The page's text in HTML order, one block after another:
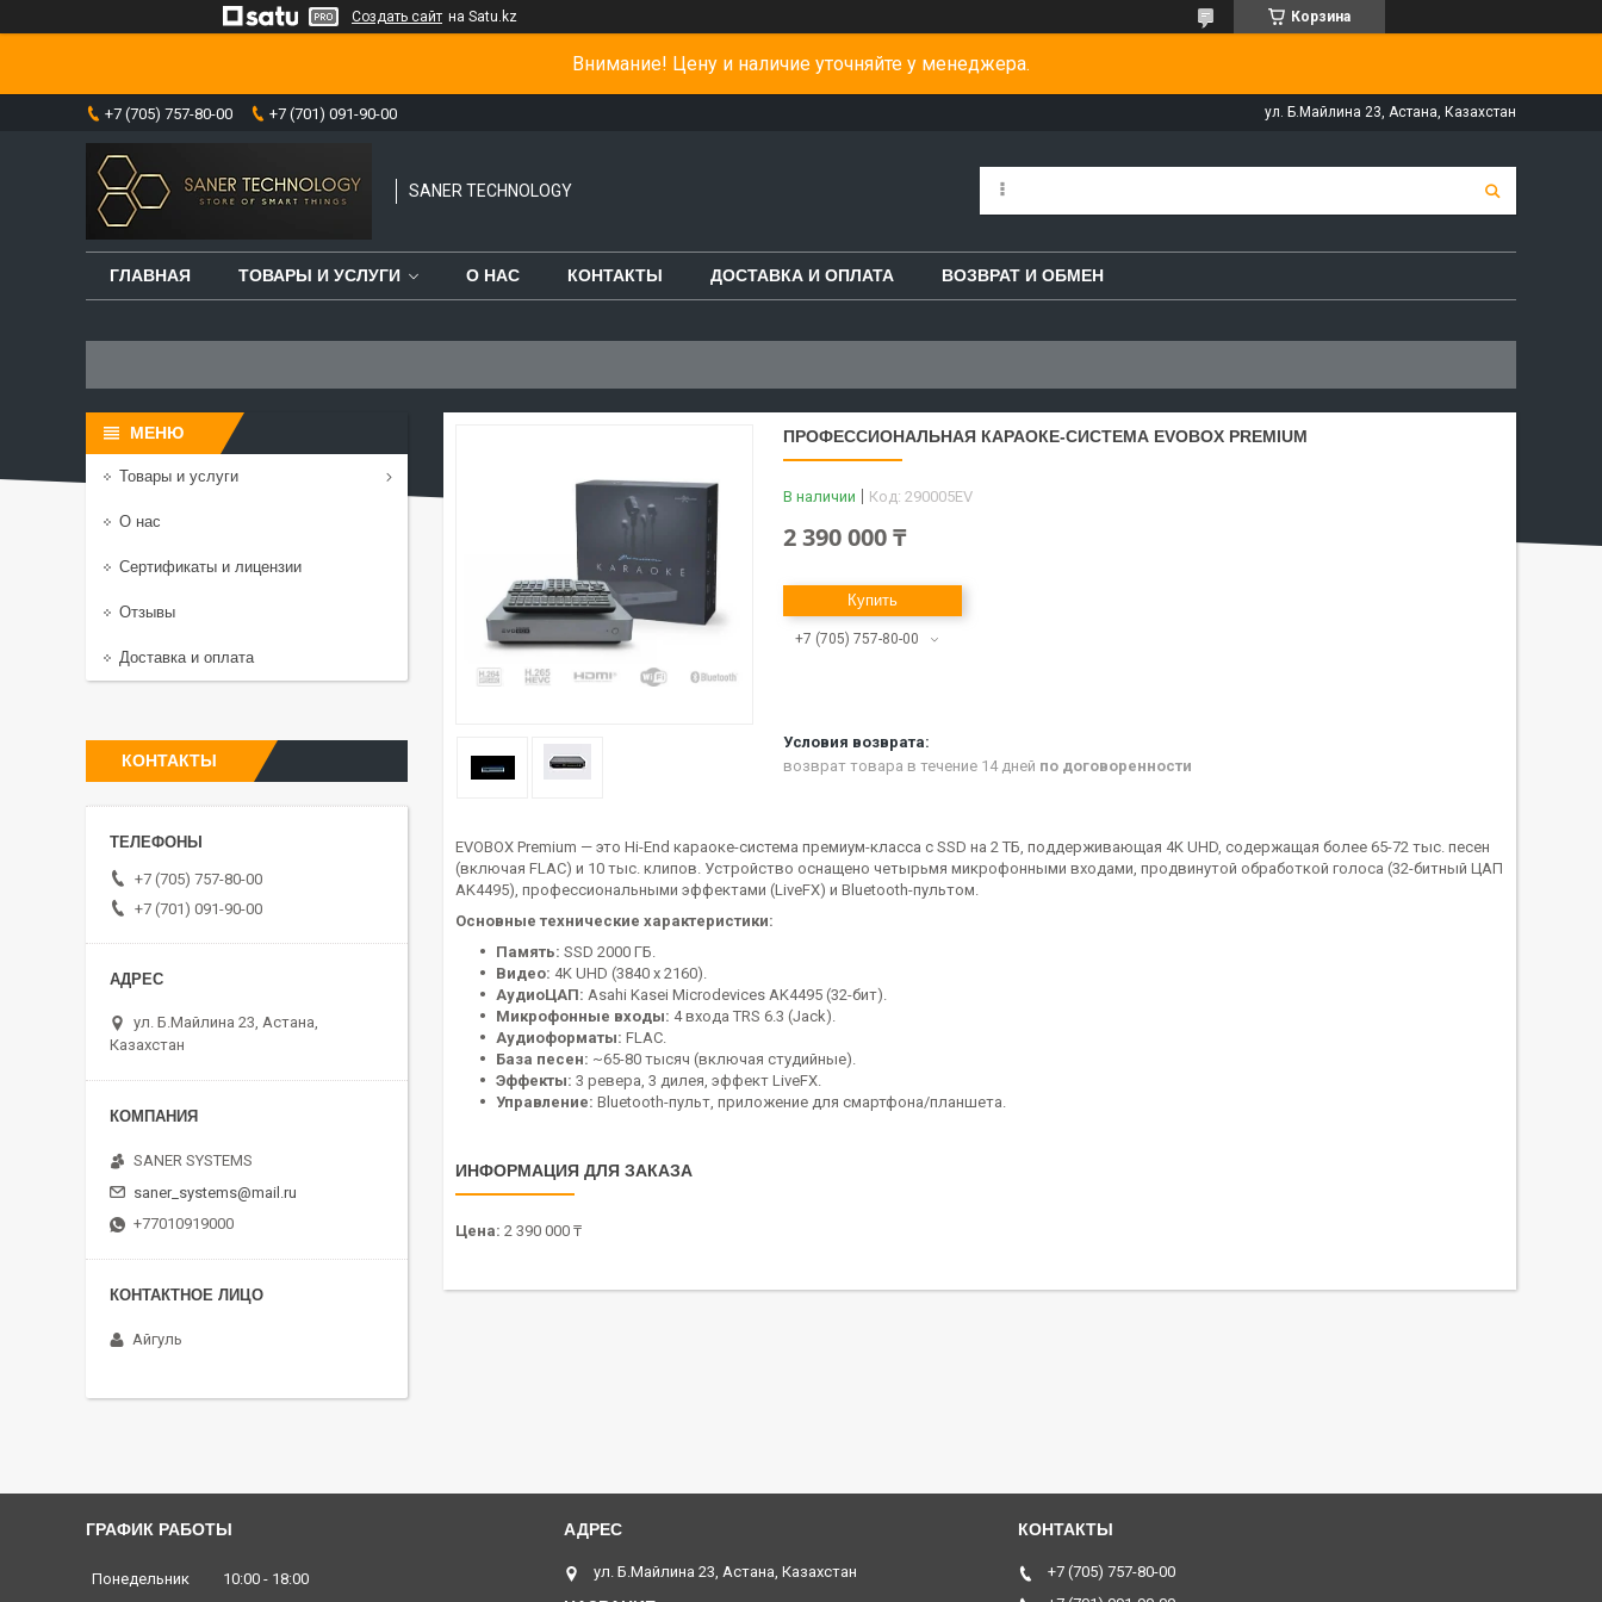
Создать сайт на Satu.kz Корзина
Внимание! Цену и наличие уточняйте у менеджера.
+7 (705) 757-80-00 +7 (701) 091-90-00 ул. Б.Майлина 23, Астана, Казахстан
SANER TECHNOLOGY
ГЛАВНАЯ ТОВАРЫ И УСЛУГИ О НАС КОНТАКТЫ ДОСТАВКА И ОПЛАТА ВОЗВРАТ И ОБМЕН
ПРОФЕССИОНАЛЬНАЯ КАРАОКЕ-СИСТЕМА EVOBOX PREMIUM
В наличии Код: 290005EV
2 390 000 ₸
Купить
+7 (705) 757-80-00
возврат товара в течение 14 дней по договоренности
EVOBOX Premium — это Hi-End караоке-система премиум-класса с SSD на 2 ТБ, поддерживающая 4K UHD, содержащая более 65-72 тыс. песен
(включая FLAC) и 10 тыс. клипов. Устройство оснащено четырьмя микрофонными входами, продвинутой обработкой голоса (32-битный ЦАП
AK4495), профессиональными эффектами (LiveFX) и Bluetooth-пультом.
Основные технические характеристики:
Память: SSD 2000 ГБ.
Видео: 4K UHD (3840 х 2160).
АудиоЦАП: Asahi Kasei Microdevices AK4495 (32-бит).
Микрофонные входы: 4 входа TRS 6.3 (Jack).
Аудиоформаты: FLAC.
База песен: ~65-80 тысяч (включая студийные).
Эффекты: 3 ревера, 3 дилея, эффект LiveFX.
Управление: Bluetooth-пульт, приложение для смартфона/планшета.
ИНФОРМАЦИЯ ДЛЯ ЗАКАЗА
Цена: 2 390 000 ₸
Товары и услуги
О нас
Сертификаты и лицензии
Отзывы
Доставка и оплата
КОНТАКТЫ
+7 (705) 757-80-00
+7 (701) 091-90-00
ул. Б.Майлина 23, Астана,
Казахстан
SANER SYSTEMS
saner_systems@mail.ru
+77010919000
Айгуль
ГРАФИК РАБОТЫ
Понедельник 10:00 18:00 ул. Б.Майлина 23, Астана, Казахстан
+7 (705) 757-80-00